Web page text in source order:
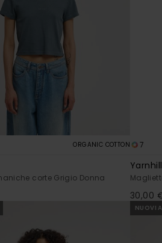
ORGANIC COTTON
corte Grigio Donna
7
Yarnhill
30,00
NUOVI